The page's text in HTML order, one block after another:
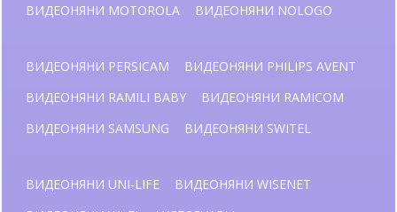
ВИДЕОНЯНИ MOTOROLA
ВИДЕОНЯНИ NOLOGO
ВИДЕОНЯНИ PERSICAM
ВИДЕОНЯНИ PHILIPS AVENT
ВИДЕОНЯНИ RAMILI BABY
ВИДЕОНЯНИ RAMICOM
ВИДЕОНЯНИ SAMSUNG
ВИДЕОНЯНИ SWITEL
ВИДЕОНЯНИ UNI-LIFE
ВИДЕОНЯНИ WISENET